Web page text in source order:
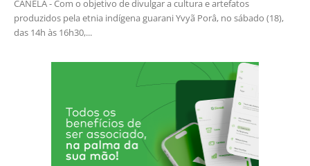
CANELA - Com o objetivo de divulgar a cultura e artefatos
produzidos pela etnia indígena guarani Yvyã Porâ, no sábado (18),
das 14h às 16h30,...